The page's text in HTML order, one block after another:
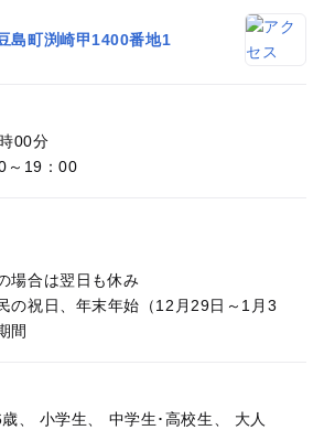
島町渕崎甲1400番地1
00分
～19：00
場合は翌日も休み
の祝日、年末年始（12月29日～1月3
間
、 小学生、 中学生･高校生、 大人